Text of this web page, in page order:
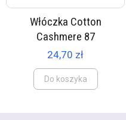
Włóczka Cotton
Cashmere 87
24,70 zł
Do koszyka